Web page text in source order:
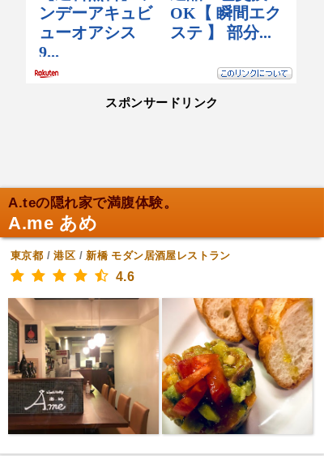
スポンサードリンク
A.teの隠れ家で満腹体験。
A.me あめ
東京都 /港区 /新橋 モダン居酒屋レストラン
4.6